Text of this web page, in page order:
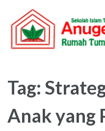
content
(Press
Tag:
Anak yang